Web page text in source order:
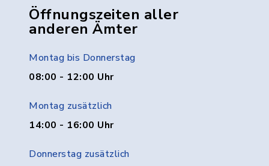
Öffnungszeiten aller
anderen Ämter
Montag bis Donnerstag
08:00 - 12:00 Uhr
Montag zusätzlich
14:00 - 16:00 Uhr
Donnerstag zusätzlich